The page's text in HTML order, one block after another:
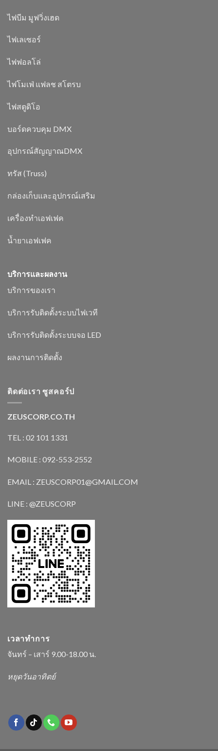
ไฟบีม มูฟวิ่งเฮด
ไฟเลเซอร์
ไฟฟอลโล่
ไฟโมเฟ่ แฟลช สโตรบ
ไฟสตูดิโอ
บอร์ดควบคุม DMX
อุปกรณ์สัญญาณDMX
ทรัส (Truss)
กล่องเก็บและอุปกรณ์เสริม
เครื่องทำเอฟเฟค
น้ำยาเอฟเฟค
บริการและผลงาน
บริการของเรา
บริการรับติดตั้งระบบไฟเวที
บริการรับติดตั้งระบบจอ LED
ผลงานการติดตั้ง
ติดต่อเรา ซูสคอร์ป
ZEUSCORP.CO.TH
TEL : 02 101 1331
MOBILE : 092-553-2552
EMAIL : ZEUSCORP01@GMAIL.COM
LINE : @ZEUSCORP
เวลาทำการ
จันทร์ – เสาร์ 9.00-18.00 น.
หยุดวันอาทิตย์